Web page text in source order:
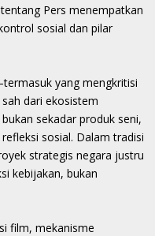
Pers menempatkan
sosial dan pilar
yang mengkritisi
dari ekosistem
sekadar produk seni,
sosial. Dalam tradisi
strategis negara justru
kebijakan, bukan
film, mekanisme